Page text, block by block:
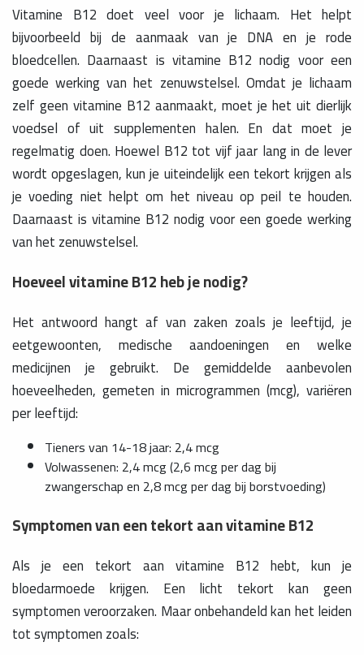
Vitamine B12 doet veel voor je lichaam. Het helpt
bijvoorbeeld bij de aanmaak van je DNA en je rode
bloedcellen. Daarnaast is vitamine B12 nodig voor een
goede werking van het zenuwstelsel. Omdat je lichaam
zelf geen vitamine B12 aanmaakt, moet je het uit dierlijk
voedsel of uit supplementen halen. En dat moet je
regelmatig doen. Hoewel B12 tot vijf jaar lang in de lever
wordt opgeslagen, kun je uiteindelijk een tekort krijgen als
je voeding niet helpt om het niveau op peil te houden.
Daarnaast is vitamine B12 nodig voor een goede werking
van het zenuwstelsel.
Hoeveel vitamine B12 heb je nodig?
Het antwoord hangt af van zaken zoals je leeftijd, je
eetgewoonten, medische aandoeningen en welke
medicijnen je gebruikt. De gemiddelde aanbevolen
hoeveelheden, gemeten in microgrammen (mcg), variëren
per leeftijd:
Tieners van 14-18 jaar: 2,4 mcg
Volwassenen: 2,4 mcg (2,6 mcg per dag bij
zwangerschap en 2,8 mcg per dag bij borstvoeding)
Symptomen van een tekort aan vitamine B12
Als je een tekort aan vitamine B12 hebt, kun je
bloedarmoede krijgen. Een licht tekort kan geen
symptomen veroorzaken. Maar onbehandeld kan het leiden
tot symptomen zoals: